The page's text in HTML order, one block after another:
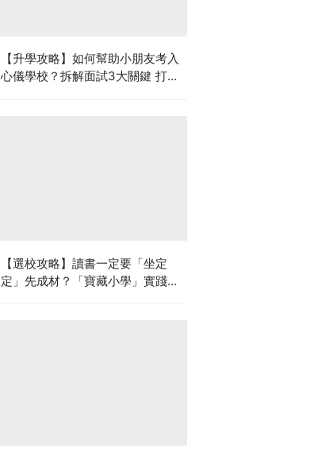
【升學攻略】如何幫助小朋友考入
心儀學校？拆解面試3大關鍵 打好
【選校攻略】讀書一定要「坐定
定」先成材？「寶藏小學」實踐動